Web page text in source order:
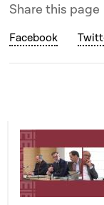
Share this page
Facebook